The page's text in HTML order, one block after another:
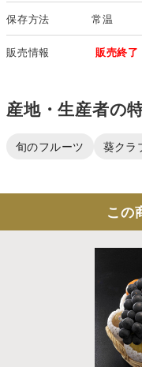
保存方法 常温
販売情報 販売終了
産地・生産者の
旬のフルーツ 葵クラ
この